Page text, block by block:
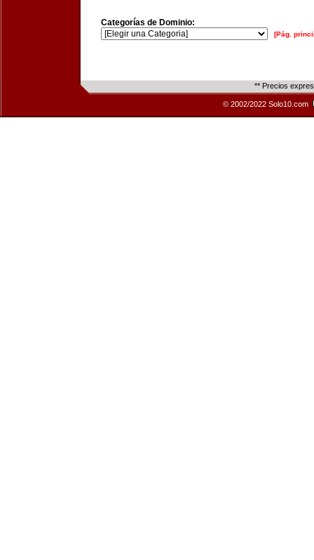
Categorías de Dominio:
[Pág.
** Precios
© 2002/2022 Solo10.com